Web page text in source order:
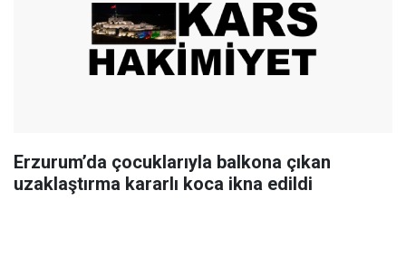
Erzurum’da çocuklarıyla balkona çıkan
uzaklaştırma kararlı koca ikna edildi